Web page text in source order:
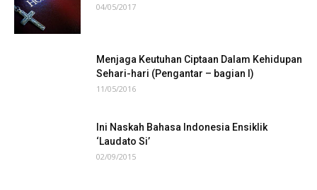
04/05/2017
Menjaga Keutuhan Ciptaan Dalam Kehidupan
Sehari-hari (Pengantar – bagian I)
11/05/2016
Ini Naskah Bahasa Indonesia Ensiklik
‘Laudato Si’
02/09/2015